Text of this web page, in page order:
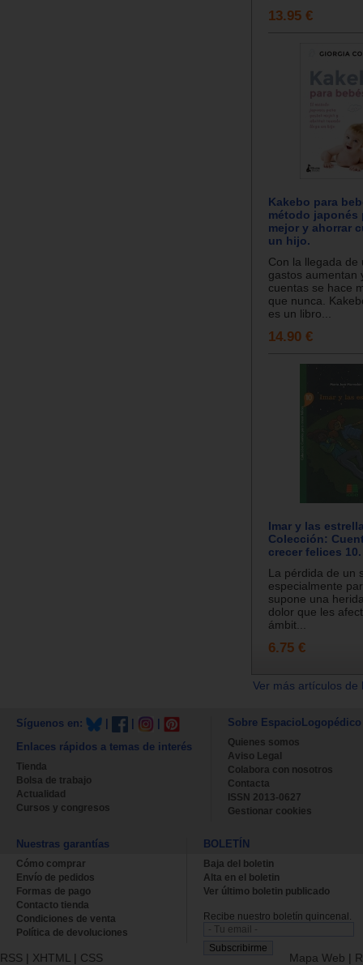
13.95 €
Kakebo para
método japonés
mejor y ahorrar
un hijo.
Con la llegada de
gastos aumentan
cuentas se hace
que nunca.
es un libro...
14.90 €
Imar y las
Colección:
crecer felices 10.
La pérdida de un
especialmente
supone una
dolor que les
ámbit...
6.75 €
Ver más artículos
Síguenos en:
Enlaces rápidos a temas de interés
Tienda
Bolsa de trabajo
Actualidad
Cursos y congresos
Sobre EspacioLogopédico
Quienes somos
Aviso Legal
Colabora con nosotros
Contacta
ISSN 2013-0627
Gestionar cookies
Nuestras garantías
Cómo comprar
Envío de pedidos
Formas de pago
Contacto tienda
Condiciones de venta
Política de devoluciones
BOLETÍN
Baja del boletin
Alta en el boletin
Ver último boletin publicado
Recibe nuestro boletín quincenal.
RSS | XHTML | CSS Mapa Web |